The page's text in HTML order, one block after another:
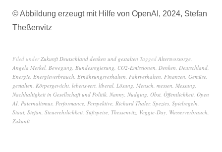
© Abbildung erzeugt mit Hilfe von OpenAI, 2024, Stefan
Theßenvitz
Filed underZukunft Deutschland denken und gestalten Tagged Altersvorsorge,
Angela Merkel, Bewegung, Bundesregierung, CO2-Emissionen, Denken, Deutschland,
Energie, Energieverbrauch, Ernährungsverhalten, Fahrverhalten, Finanzen, Gemüse,
gestalten, Körpergewicht, lebenswert, liberal, Lösung, Mensch, messen, Messung,
Nachhaltigkeit in Gesellschaft und Politik, Nanny, Nudging, Obst, Öffentlichkeit, Open
AI, Paternalismus, Performance, Perspektive, Richard Thaler, Spezies, Spielregeln,
Staat, Stefan, Steuerehrlichkeit, Süßspeise, Thessenvitz, Veggie-Day, Wasserverbrauch,
Zukunft